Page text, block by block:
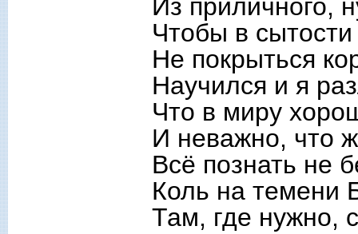
Из приличного,
Чтобы в
Не покрыться
Научился и я
Что в миру
И неважно, что
Всё познать не
Коль на темени
Там, где нужно,